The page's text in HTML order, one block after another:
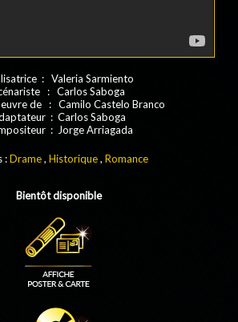
: Valeria Sarmiento
: Carlos Saboga
de : Camilo Castelo Branco
: Carlos Saboga
: Jorge Arriagada
:Drame, Historique, Romance
Bientôt disponible